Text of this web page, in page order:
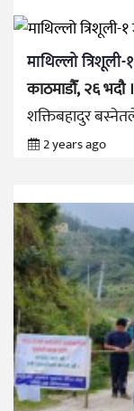
माथिल्लो
काठमाडौँ, २६ भदौ ।
शक्तिबहादुर
2 years ago